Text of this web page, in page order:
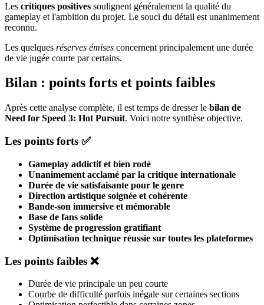
Les critiques positives soulignent généralement la qualité du
gameplay et l'ambition du projet. Le souci du détail est unanimement
reconnu.
Les quelques réserves émises concernent principalement une durée
de vie jugée courte par certains.
Bilan : points forts et points faibles
Après cette analyse complète, il est temps de dresser le bilan de
Need for Speed 3: Hot Pursuit. Voici notre synthèse objective.
Les points forts ✅
Gameplay addictif et bien rodé
Unanimement acclamé par la critique internationale
Durée de vie satisfaisante pour le genre
Direction artistique soignée et cohérente
Bande-son immersive et mémorable
Base de fans solide
Système de progression gratifiant
Optimisation technique réussie sur toutes les plateformes
Les points faibles ❌
Durée de vie principale un peu courte
Courbe de difficulté parfois inégale sur certaines sections